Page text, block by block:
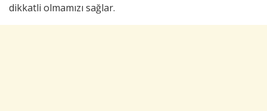
dikkatli olmamızı sağlar.